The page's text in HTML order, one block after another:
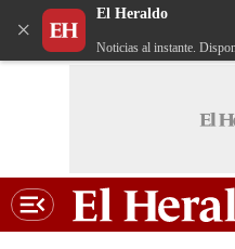
×
El Heraldo
Noticias al instante.